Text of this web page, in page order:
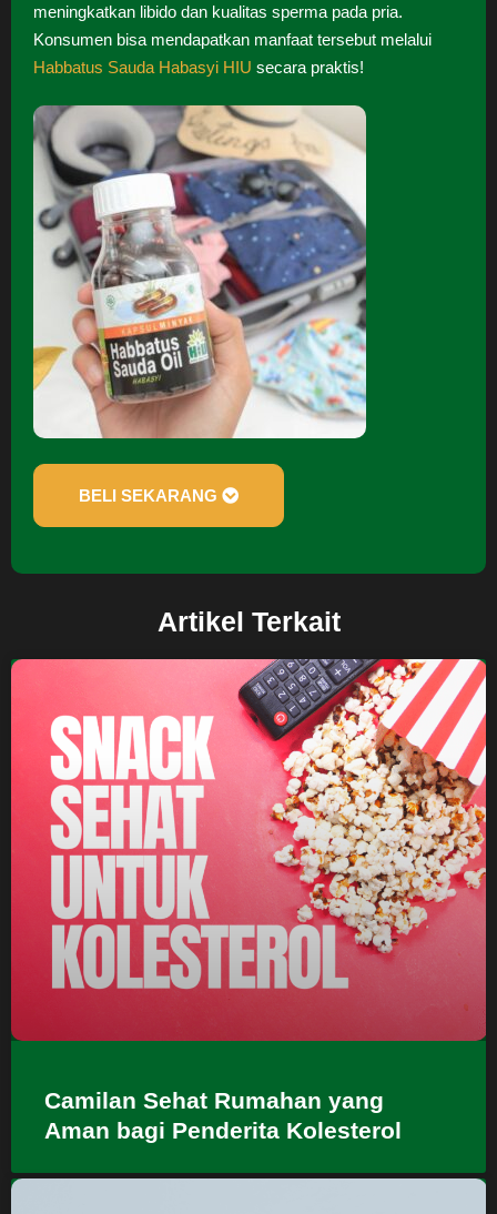
meningkatkan libido dan kualitas sperma pada pria.
Konsumen bisa mendapatkan manfaat tersebut melalui
Habbatus Sauda Habasyi HIU secara praktis!
BELI SEKARANG
Artikel Terkait
Camilan Sehat Rumahan yang
Aman bagi Penderita Kolesterol